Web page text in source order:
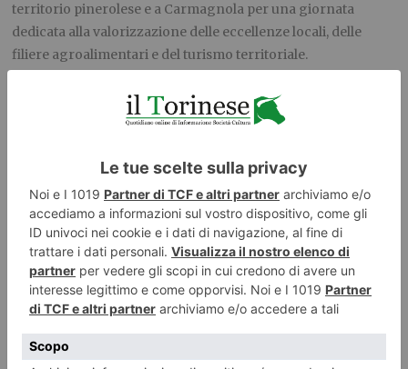
territorio pinerolese e a Carmagnola per una giornata
dedicata alla valorizzazione delle eccellenze locali, delle
filiere agroalimentari e del turismo territoriale.
La giornata prenderà avvio al mattino nel territorio
pinerolese, dove il Vicepresidente del Senato sarà accolto da
dell’incontro istituzionale del pomeriggio, insieme a
Rossana Turina , Presidente del Consorzio Turistico
Pinerolese e Valli, e alle istituzioni del territorio.
Nel corso della mattinata sarà proposto un percorso pensato
per raccontare identità locali, cultura, paesaggio,
accoglienza, produzioni territoriali e potenzialità turistiche
di un’area significativa per il Piemonte.
Nel pomeriggio, il Vicepresidente del Senato raggiungerà